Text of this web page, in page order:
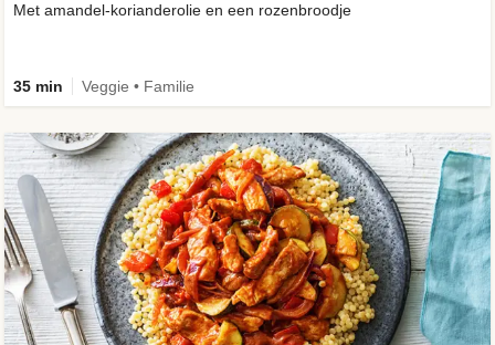
Met amandel-korianderolie en een rozenbroodje
35 min Veggie • Familie